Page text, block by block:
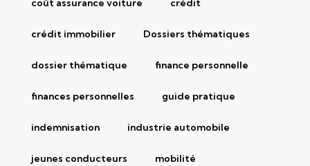
coût assurance voiture crédit
crédit immobilier Dossiers thématiques
dossier thématique finance personnelle
finances personnelles guide pratique
indemnisation industrie automobile
jeunes conducteurs mobilité